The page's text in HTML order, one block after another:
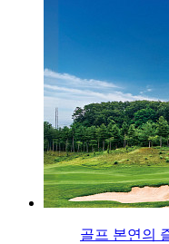
골프 본연의